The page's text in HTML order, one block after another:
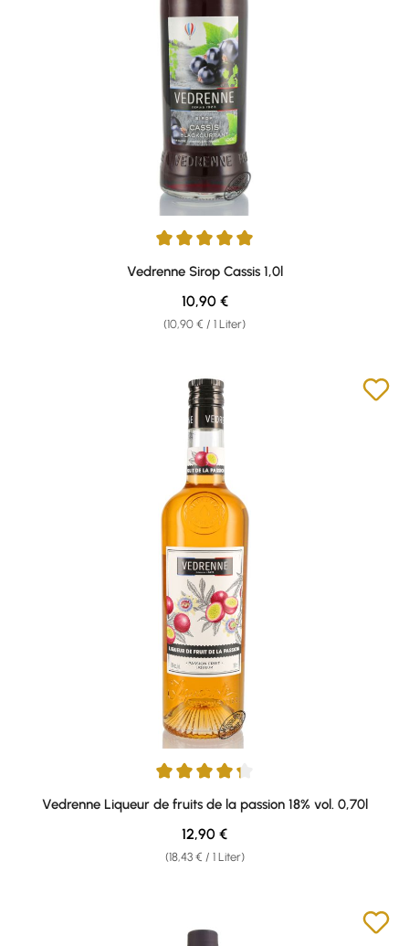
Durchschnittliche Bewertung von 5 von 5 Sternen
Vedrenne Sirop Cassis 1,0l
(10,90 € / 1 Liter)
Regulärer Preis:
10,90 €
Durchschnittliche Bewertung von 4.33 von 5 Sternen
Vedrenne Liqueur de fruits de la passion 18% vol. 0,70l
(18,43 € / 1 Liter)
Regulärer Preis:
12,90 €